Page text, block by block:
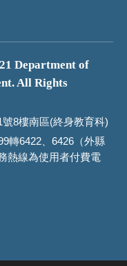
Department of
All Rights
8樓南區(終身教育科)
轉6422、6426（外縣
熱線為使用者付費電